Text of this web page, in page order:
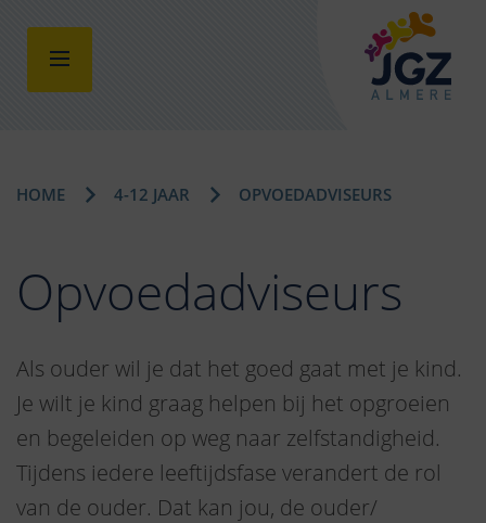
HOME 4-12 JAAR OPVOEDADVISEURS
Opvoedadviseurs
Als ouder wil je dat het goed gaat met je kind.
Je wilt je kind graag helpen bij het opgroeien
en begeleiden op weg naar zelfstandigheid.
Tijdens iedere leeftijdsfase verandert de rol
van de ouder. Dat kan jou, de ouder/